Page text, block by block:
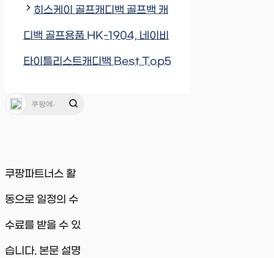
히스케이 골프캐디백 골프백 캐
디백 골프용품 HK-1904, 네이비
타이틀리스트캐디백 Best Top5
쿠팡파트너스 활
동으로 일정의 수
수료를 받을 수 있
습니다. 본문 설명